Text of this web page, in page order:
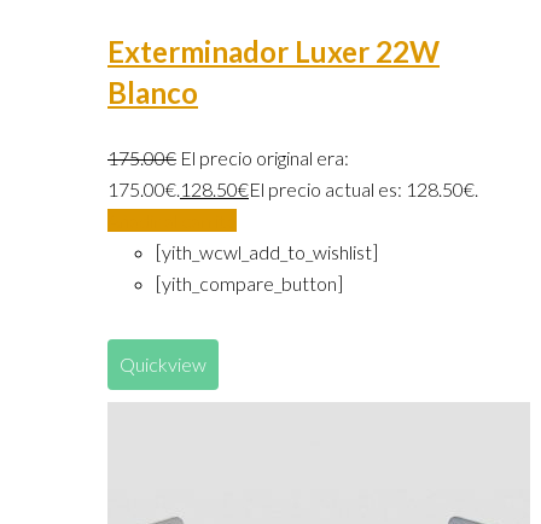
Exterminador Luxer 22W
Blanco
175.00€ El precio original era:
175.00€.128.50€El precio actual es: 128.50€.
[yith_wcwl_add_to_wishlist]
[yith_compare_button]
Quickview